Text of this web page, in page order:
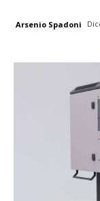
Arsenio Spadoni